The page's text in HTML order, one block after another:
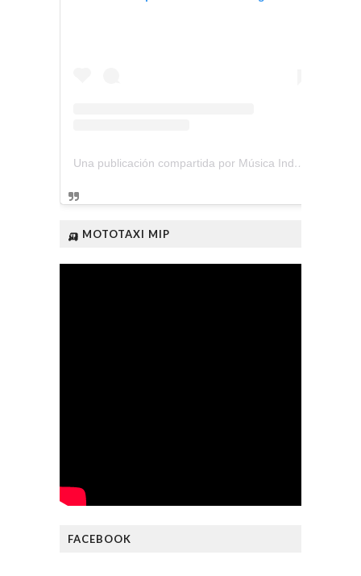
Una publicación compartida por Música Independiente Perú 🇵🇪 (@musica.independiente.peru)
🛺 MOTOTAXI MIP
FACEBOOK